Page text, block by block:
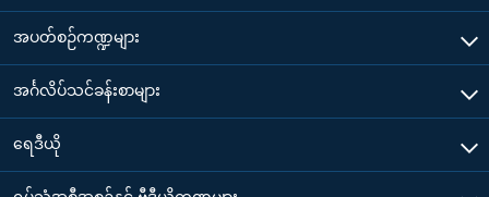
အပတ်စဉ်ကဏ္ဍများ
အင်္ဂလိပ်သင်ခန်းစာများ
ရေဒီယို